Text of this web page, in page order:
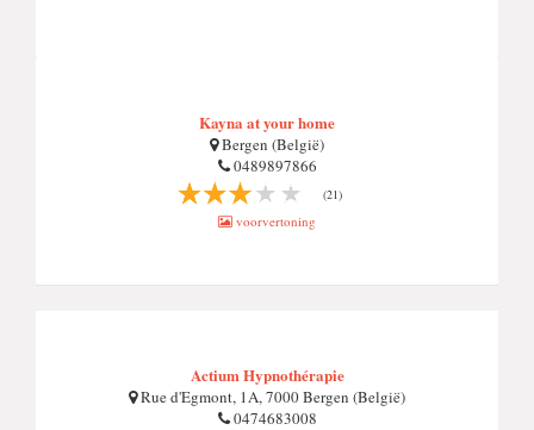
Kayna at your home
Bergen (België)
0489897866
(21)
voorvertoning
Actium Hypnothérapie
Rue d'Egmont, 1A, 7000 Bergen (België)
0474683008